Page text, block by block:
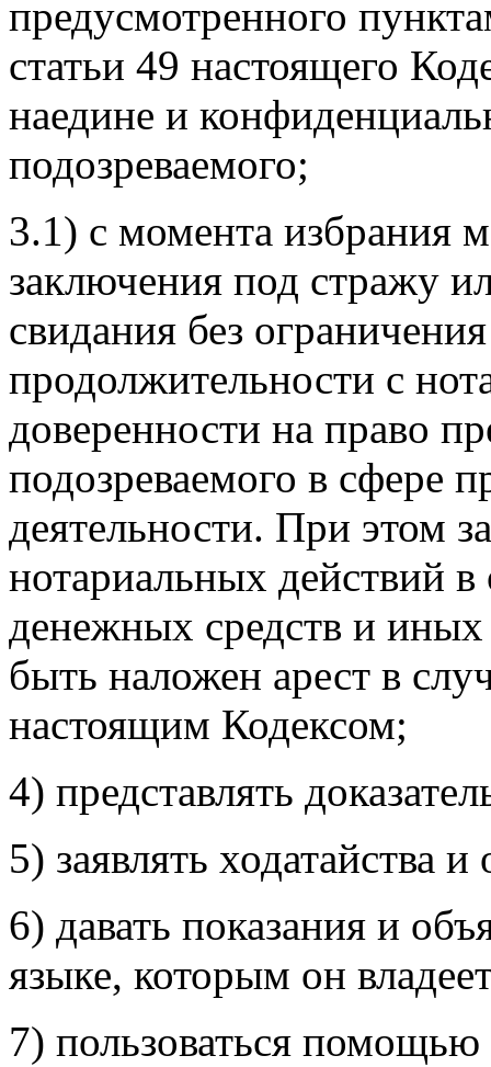
предусмотренного
статьи 49 настоящего
наедине и
подозреваемого;
3.1) с момента избрания
заключения под стражу
свидания без
продолжительности с
доверенности на право
подозреваемого в сфере
деятельности. При этом
нотариальных действий
денежных средств и
быть наложен арест в
настоящим Кодексом;
4) представлять
5) заявлять ходатайства
6) давать показания и
языке, которым он
7) пользоваться помощью